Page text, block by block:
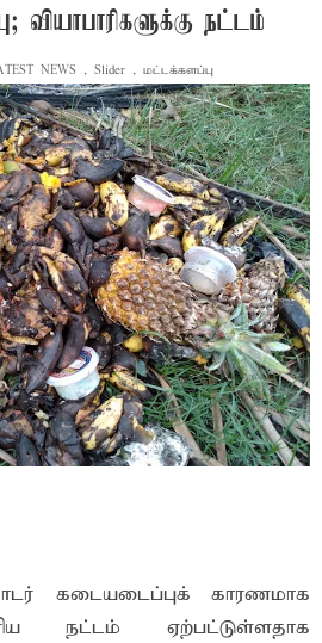
நட்டம்
NEWS , Slider , மட்டக்களப்பு
கடையடைப்புக் காரணமாக
நட்டம் ஏற்பட்டுள்ளதாக